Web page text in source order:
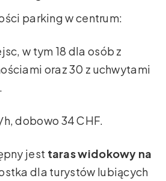
parking w centrum:
w tym 18 dla osób z
oraz 30 z uchwytami
dobowo 34 CHF.
jest taras widokowy na
dla turystów lubiących